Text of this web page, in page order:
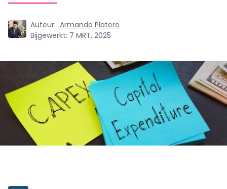
Auteur: Armando Platero
Bijgewerkt: 7 MRT, 2025